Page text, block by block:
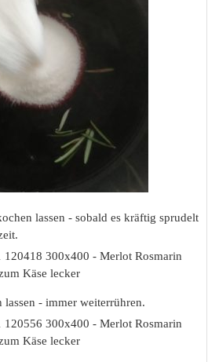
lassen - sobald es kräftig sprudelt
- immer weiterrühren.